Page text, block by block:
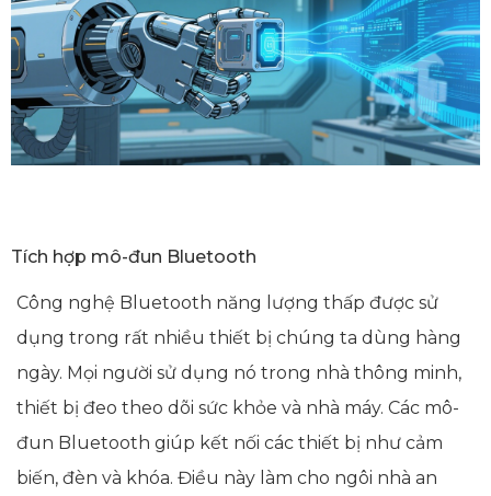
Tích hợp mô-đun Bluetooth
Công nghệ Bluetooth năng lượng thấp được sử
dụng trong rất nhiều thiết bị chúng ta dùng hàng
ngày. Mọi người sử dụng nó trong nhà thông minh,
thiết bị đeo theo dõi sức khỏe và nhà máy. Các mô-
đun Bluetooth giúp kết nối các thiết bị như cảm
biến, đèn và khóa. Điều này làm cho ngôi nhà an